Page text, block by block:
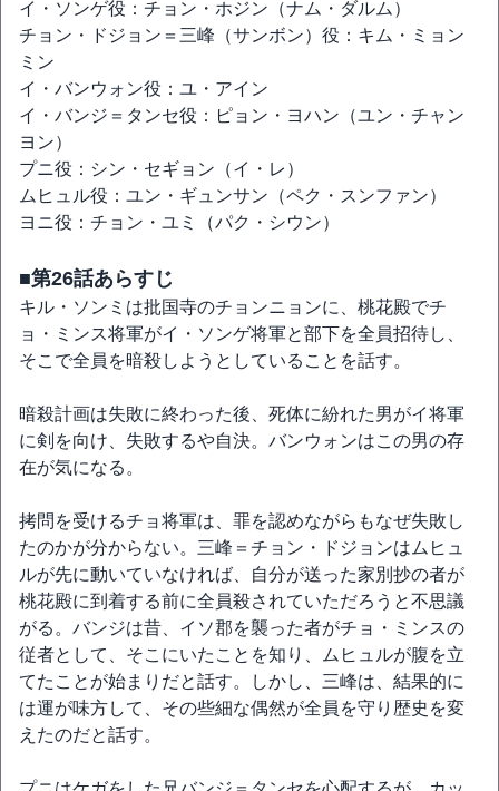
イ・ソンゲ役：チョン・ホジン（ナム・ダルム）
チョン・ドジョン＝三峰（サンボン）役：キム・ミョン
ミン
イ・バンウォン役：ユ・アイン
イ・バンジ＝タンセ役：ピョン・ヨハン（ユン・チャン
ヨン）
プニ役：シン・セギョン（イ・レ）
ムヒュル役：ユン・ギュンサン（ペク・スンファン）
ヨニ役：チョン・ユミ（パク・シウン）
■第26話あらすじ
キル・ソンミは批国寺のチョンニョンに、桃花殿でチ
ョ・ミンス将軍がイ・ソンゲ将軍と部下を全員招待し、
そこで全員を暗殺しようとしていることを話す。
暗殺計画は失敗に終わった後、死体に紛れた男がイ将軍
に剣を向け、失敗するや自決。バンウォンはこの男の存
在が気になる。
拷問を受けるチョ将軍は、罪を認めながらもなぜ失敗し
たのかが分からない。三峰＝チョン・ドジョンはムヒュ
ルが先に動いていなければ、自分が送った家別抄の者が
桃花殿に到着する前に全員殺されていただろうと不思議
がる。バンジは昔、イソ郡を襲った者がチョ・ミンスの
従者として、そこにいたことを知り、ムヒュルが腹を立
てたことが始まりだと話す。しかし、三峰は、結果的に
は運が味方して、その些細な偶然が全員を守り歴史を変
えたのだと話す。